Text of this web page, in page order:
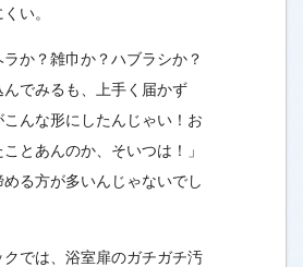
い。
か？雑巾か？ハブラシか？
でみるも、上手く届かず
こんな形にしたんじゃい！お
とあんのか、そいつは！」
る方が多いんじゃないでし
クでは、浴室扉のガチガチ汚